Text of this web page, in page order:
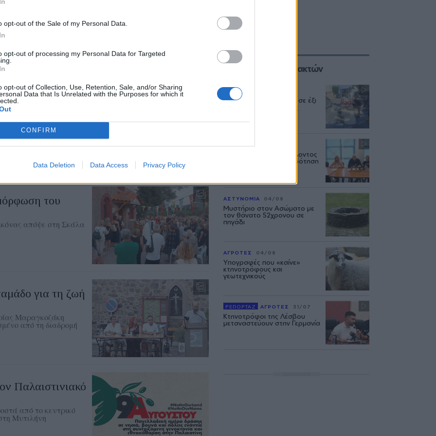
opt-out of the Sale of my Personal Data.
opt-out of processing my Personal Data for Targeted
opt-out of Collection, Use, Retention, Sale, and/or Sharing
Data that Is Unrelated with the Purposes for which it
CONFIRM
Data Deletion Data Access Privacy Policy
αφανισμό»
για τον
Μυτιλήνης
επιτροπών
σειρά εργολαβιών για
ποσά που
του
απόψε στη Σκάλα
για τη ζωή
Μαραγκοζάκη
από τη διαδρομή
Παλαιστινιακό
από το κεντρικό
Μυτιλήνη
Επιλογές των Συντακτών
ΜΥΤΙΛΗΝΗ
Διακοπή υδροδότησης σε έξι
περιοχές της Μυτιλήνης
Το Υπουργείο Περιβάλλοντος
άφησε χωρίς χρηματοδότηση
ΑΣΤΥΝΟΜΙΑ 04/08
Μυστήριο στον Ασώματο με
τον θάνατο 52χρονου σε
πηγάδι
ΑΓΡΟΤΕΣ 04/08
Υπογραφές που «καίνε»
κτηνοτρόφους και
γεωτεχνικούς
ΡΕΠΟΡΤΑΖ ΑΓΡΟΤΕΣ 31/07
Κτηνοτρόφοι της Λέσβου
μεταναστεύουν στην Γερμανία